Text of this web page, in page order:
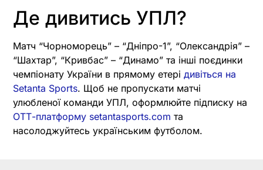
Де дивитись УПЛ?
Матч “Чорноморець” – “Дніпро-1”, “Олександрія” –
“Шахтар”, “Кривбас” – “Динамо” та інші поєдинки
чемпіонату України в прямому етері дивіться на
Setanta Sports. Щоб не пропускати матчі
улюбленої команди УПЛ, оформлюйте підписку на
ОТТ-платформу setantasports.com та
насолоджуйтесь українським футболом.